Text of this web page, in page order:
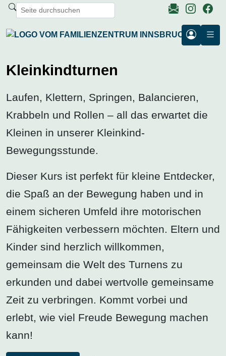
Kleinkindturnen
Laufen, Klettern, Springen, Balancieren,
Krabbeln und Rollen – all das erwartet die
Kleinen in unserer Kleinkind-
Bewegungsstunde.
Dieser Kurs ist perfekt für kleine Entdecker,
die Spaß an der Bewegung haben und in
einem sicheren Umfeld ihre motorischen
Fähigkeiten verbessern möchten. Eltern und
Kinder sind herzlich willkommen,
gemeinsam die Welt des Turnens zu
erkunden und dabei wertvolle gemeinsame
Zeit zu verbringen. Kommt vorbei und
erlebt, wie viel Freude Bewegung machen
kann!